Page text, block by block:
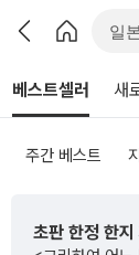
베스트셀러 새
주간 베스트
수능까지 연결
초등 비문학 필